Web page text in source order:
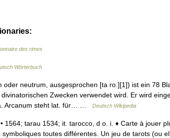
des rimes
Wörterbuch
neutrum, ausgesprochen [ta ro:][1]) ist ein 78
Zwecken verwendet wird. Er wird
Arcanum steht lat. für… …
Deutsch Wikipedia
1564; tarau 1534; it. tarocco, d o. i. ♦ Carte à jouer
toutes différentes. Un jeu de tarots (ou